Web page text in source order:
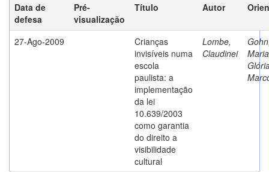
Data de
defesa
Pré-
visualização
Título Autor
27-Ago-2009
Crianças
invisíveis numa
escola
paulista: a
implementação
da lei
10.639/2003
como garantia
do direito a
visibilidade
cultural
Lombe,
Claudinei